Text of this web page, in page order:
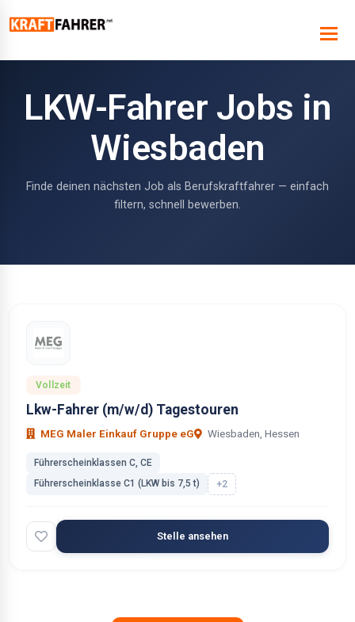
LKW-Fahrer Jobs in
Wiesbaden
Finde deinen nächsten Job als Berufskraftfahrer — einfach
filtern, schnell bewerben.
Vollzeit
Lkw-Fahrer (m/w/d) Tagestouren
MEG Maler Einkauf Gruppe eG Wiesbaden, Hessen
Führerscheinklassen C, CE
Führerscheinklasse C1 (LKW bis 7,5 t)
+2
Stelle ansehen